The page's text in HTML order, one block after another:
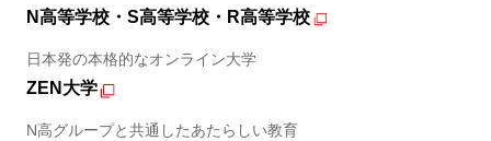
N高等学校・S高等学校・R高等学校
日本発の本格的なオンライン大学
ZEN大学
N高グループと共通したあたらしい教育